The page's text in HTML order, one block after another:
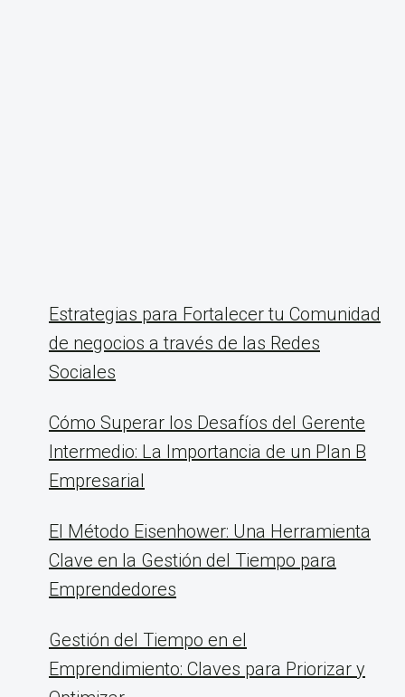
Estrategias para Fortalecer tu Comunidad
de negocios a través de las Redes
Sociales
Cómo Superar los Desafíos del Gerente
Intermedio: La Importancia de un Plan B
Empresarial
El Método Eisenhower: Una Herramienta
Clave en la Gestión del Tiempo para
Emprendedores
Gestión del Tiempo en el
Emprendimiento: Claves para Priorizar y